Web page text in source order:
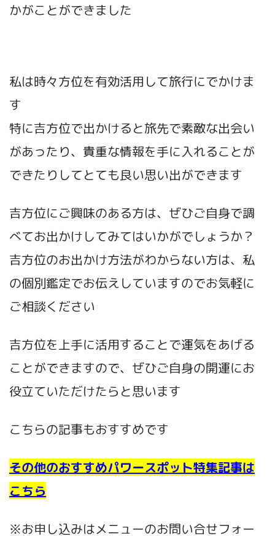
かがことができました
私は時々方位を有効活用して旅行にでかけま
す
特に吉方位で出かけると旅先で素敵な出会い
があったり、貴重な情報を手に入れることが
できたりしてとても良い思い出ができます
吉方位にご興味のある方は、ぜひご自身で調
べてお出かけしてみてはいかがでしょうか？
吉方位のお出かけ方法がわからない方は、私
の個別鑑定でお伝えしていますのでお気軽に
ご相談ください
吉方位を上手に活用することで運気をあげる
ことができますので、ぜひご自身の開運にお
役立ていただけたらと思います
こちらの記事もおすすめです
その他のおすすめパワースポット特集記事は
こちら
※お申し込みはメニューのお問い合せフォー